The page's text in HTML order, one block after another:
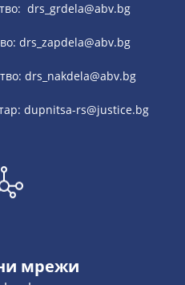
drs_grdela@abv.bg
drs_zapdela@abv.bg
drs_nakdela@abv.bg
dupnitsa-rs@justice.bg
мрежи